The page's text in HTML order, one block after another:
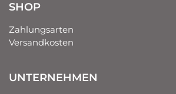
SHOP
Zahlungsarten
Versandkosten
UNTERNEHMEN